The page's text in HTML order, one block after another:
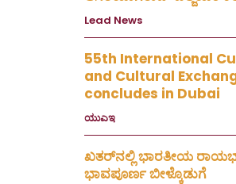
Lead News
55th International
and Cultural
concludes in Dubai
ಯುಎಇ
ಖತರ್‌ನಲ್ಲಿ ಭಾರತೀಯ
ಭಾವಪೂರ್ಣ ಬೀಳ್ಕೊಡುಗೆ